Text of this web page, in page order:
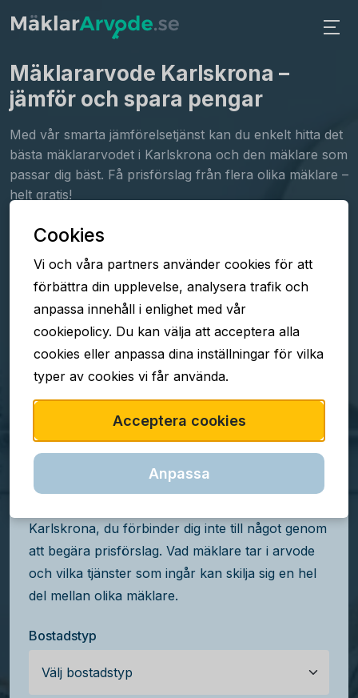
Mäklararvode Karlskrona –
jämför och spara pengar
Med vår smarta jämförelsetjänst kan du enkelt hitta det
bästa mäklararvodet i Karlskrona och den mäklare som
passar dig bäst. Få prisförslag från flera olika mäklare –
helt gratis!
Fyll i formuläret
Jämför arvoden
Välj mäklare
TJÄNSTEN ÄR GRATIS
Jämför mäklararvoden i
Karlskrona
Karlskrona, du förbinder dig inte till något genom
att begära prisförslag. Vad mäklare tar i arvode
och vilka tjänster som ingår kan skilja sig en hel
del mellan olika mäklare.
Bostadstyp
Cookies
Vi och våra partners använder cookies för att
förbättra din upplevelse, analysera trafik och
anpassa innehåll i enlighet med vår
cookiepolicy. Du kan välja att acceptera alla
cookies eller anpassa dina inställningar för vilka
typer av cookies vi får använda.
Acceptera cookies
Anpassa